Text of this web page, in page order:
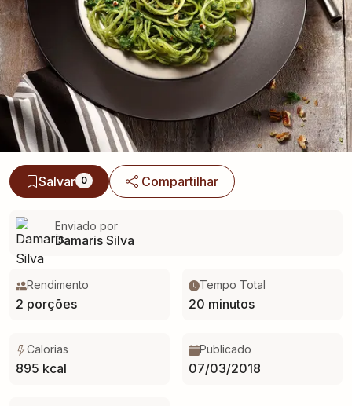
Salvar 0 Compartilhar
Enviado por
Damaris Silva
Rendimento
2 porções
Tempo Total
20 minutos
Calorias
895 kcal
Publicado
07/03/2018